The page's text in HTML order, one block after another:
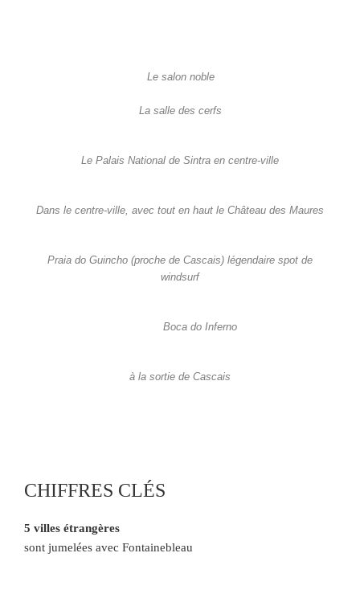
Le salon noble
La salle des cerfs
Le Palais National de Sintra en centre-ville
Dans le centre-ville, avec tout en haut le Château des Maures
Praia do Guincho (proche de Cascais) légendaire spot de
windsurf
Boca do Inferno
à la sortie de Cascais
CHIFFRES CLÉS
5 villes étrangères
sont jumelées avec Fontainebleau